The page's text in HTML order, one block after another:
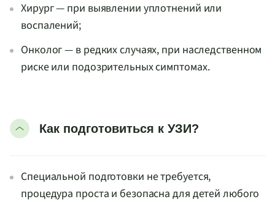
Хирург — при выявлении уплотнений или
воспалений;
Онколог — в редких случаях, при наследственном
риске или подозрительных симптомах.
Как подготовиться к УЗИ?
Специальной подготовки не требуется,
процедура проста и безопасна для детей любого